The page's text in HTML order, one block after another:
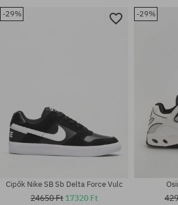
Elérhető méretek:
Elérhető
-29%
Cipők Nike SB Sb Delta Force Vulc
24650 Ft 17320 Ft
-29%